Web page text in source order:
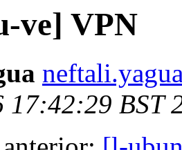
ve] VPN
17:42:29 BST